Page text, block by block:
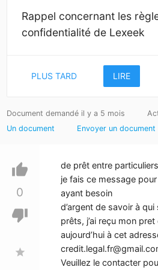
Rappel concernant les
confidentialité de Lexeek
PLUS TARD LIRE
Document demandé il y a 5 mois
Un document
Envoyer un document
thumb_up
0
thumb_down
star
de prêt entre
je fais ce message
ayant besoin
d’argent de savoir à
prêts, j’ai reçu mon
aujourd’hui à cet
Veuillez le contacter